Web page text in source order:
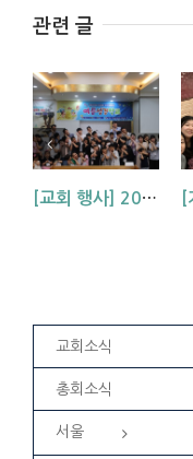
관련 글
[교회 행사] 2026 아동부 연합 여름성경학교 (부산, 거제, 대구)
교회소식
총회소식
서울